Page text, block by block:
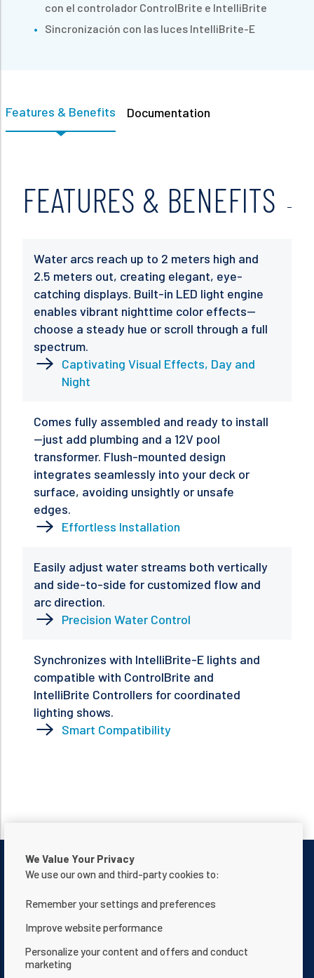
con el controlador ControlBrite e IntelliBrite
Sincronización con las luces IntelliBrite-E
Features & Benefits Documentation
FEATURES & BENEFITS
Water arcs reach up to 2 meters high and
2.5 meters out, creating elegant, eye-
catching displays. Built-in LED light engine
enables vibrant nighttime color effects—
choose a steady hue or scroll through a full
spectrum.
Captivating Visual Effects, Day and
Night
Comes fully assembled and ready to install
—just add plumbing and a 12V pool
transformer. Flush-mounted design
integrates seamlessly into your deck or
surface, avoiding unsightly or unsafe
edges.
Effortless Installation
Easily adjust water streams both vertically
and side-to-side for customized flow and
arc direction.
Precision Water Control
Synchronizes with IntelliBrite-E lights and
compatible with ControlBrite and
IntelliBrite Controllers for coordinated
lighting shows.
Smart Compatibility
Contactar con nosotros
Aviso de privacidad
Términos de uso
Acerca de nosotros
Declaración de accesibilidad de la página web
We Value Your Privacy
We use our own and third-party cookies to:
Remember your settings and preferences
Improve website performance
Personalize your content and offers and conduct
marketing